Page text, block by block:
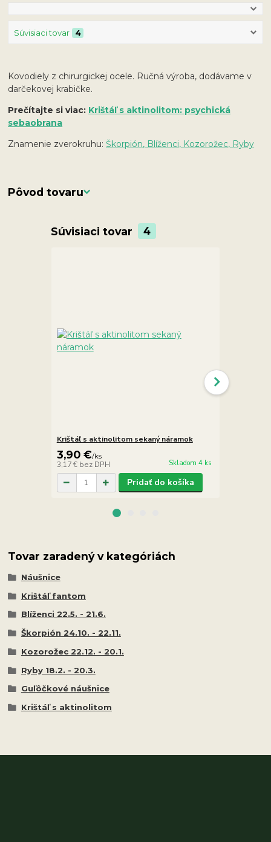
Súvisiaci tovar 4
Kovodiely z chirurgickej ocele. Ručná výroba, dodávame v
darčekovej krabičke.
Prečítajte si viac: Krištáľ s aktinolitom: psychická
sebaobrana
Znamenie zverokruhu:Škorpión, Blíženci, Kozorožec, Ryby
Pôvod tovaru
Súvisiaci tovar 4
Krištáľ s aktinolitom sekaný náramok
3,90 €/ks
3,17 € bez DPH Skladom 4 ks
Pridať do košíka
Tovar zaradený v kategóriách
Náušnice
Krištáľ fantom
Blíženci 22.5. - 21.6.
Škorpión 24.10. - 22.11.
Kozorožec 22.12. - 20.1.
Ryby 18.2. - 20.3.
Guľôčkové náušnice
Krištáľ s aktinolitom